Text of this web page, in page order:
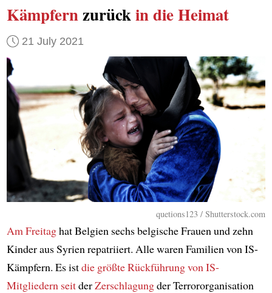
Kämpfernzurückin die Heimat
21 July 2021
quetions123 / Shutterstock.com
Am Freitaghat Belgien sechs belgische Frauen und zehn
Kinder aus Syrien repatriiert. Alle waren Familien von IS-
Kämpfern. Es istdie größte Rückführungvon IS-
Mitgliedern seitderZerschlagungder Terrororganisation